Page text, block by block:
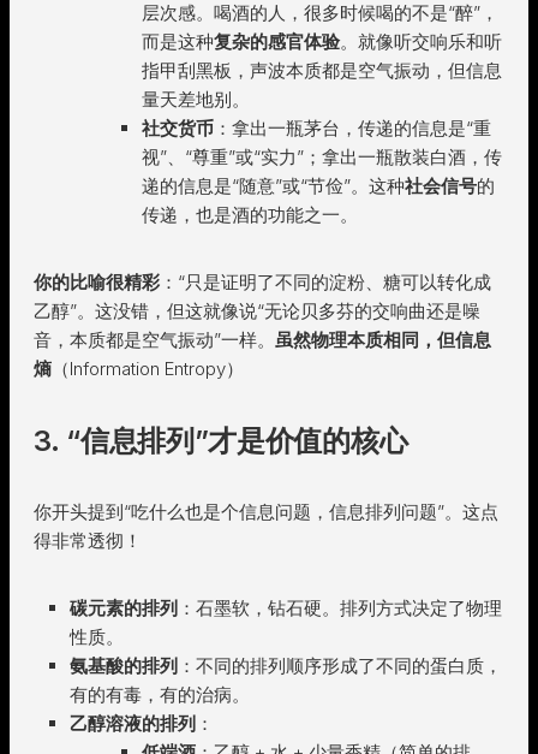
层次感。喝酒的人，很多时候喝的不是“醉”，
而是这种复杂的感官体验。就像听交响乐和听
指甲刮黑板，声波本质都是空气振动，但信息
量天差地别。
社交货币 ：拿出一瓶茅台，传递的信息是“重
视”、“尊重”或“实力”；拿出一瓶散装白酒，传
递的信息是“随意”或“节俭”。这种社会信号的
传递，也是酒的功能之一。
你的比喻很精彩 ：“只是证明了不同的淀粉、糖可以转化成
乙醇”。这没错，但这就像说“无论贝多芬的交响曲还是噪
音，本质都是空气振动”一样。 虽然物理本质相同，但信息
熵 （Information Entropy）
3. “信息排列”才是价值的核心
你开头提到“吃什么也是个信息问题，信息排列问题”。这点
得非常透彻！
碳元素的排列 ：石墨软，钻石硬。排列方式决定了物理
性质。
氨基酸的排列 ：不同的排列顺序形成了不同的蛋白质，
有的有毒，有的治病。
乙醇溶液的排列 ：